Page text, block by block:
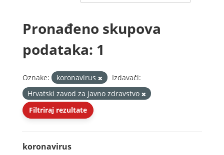
Pronađeno skupova
podataka: 1
Oznake: koronavirus
Izdavači:
Hrvatski zavod za javno zdravstvo
Filtriraj rezultate
koronavirus